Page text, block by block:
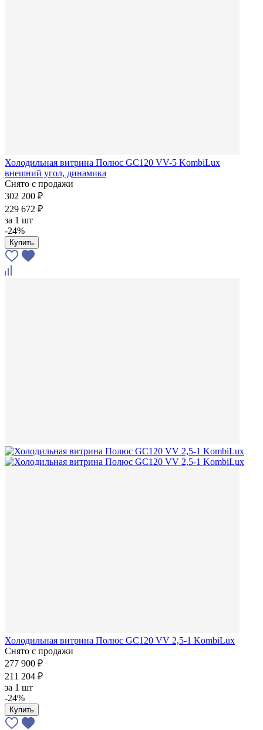
Холодильная витрина Полюс GC120 VV-5 KombiLux
внешний угол, динамика
Снято с продажи
302 200 ₽
229 672 ₽
за 1 шт
-24%
Купить
Холодильная витрина Полюс GC120 VV 2,5-1 KombiLux
Снято с продажи
277 900 ₽
211 204 ₽
за 1 шт
-24%
Купить